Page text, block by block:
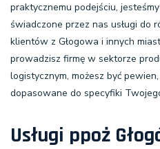
praktycznemu podejściu,
świadczone przez nas usługi do
klientów z Głogowa i innych
prowadzisz firmę w sektorze
logistycznym, możesz być
dopasowane do specyfiki
Usługi ppoż